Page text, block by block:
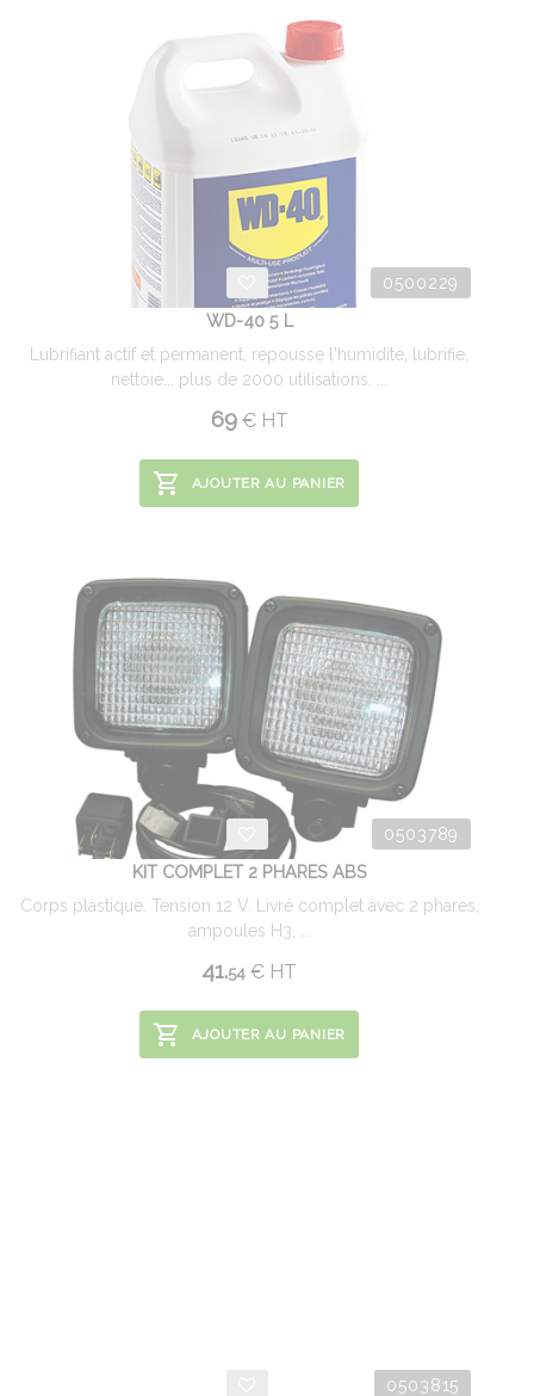
0500229
WD-40 5 L
Lubrifiant actif et permanent, repousse l'humidité, lubrifie,
nettoie... plus de 2000 utilisations. ...
69 €HT
AJOUTER AU PANIER
0503789
KIT COMPLET 2 PHARES ABS
Corps plastique. Tension 12 V. Livré complet avec 2 phares,
ampoules H3, ...
41.54 € HT
AJOUTER AU PANIER
0503815